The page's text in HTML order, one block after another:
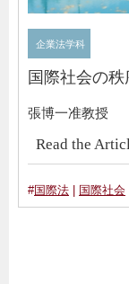
企業法学科
国際社会の
張博一准教授
Read the
#国際法 国際社会